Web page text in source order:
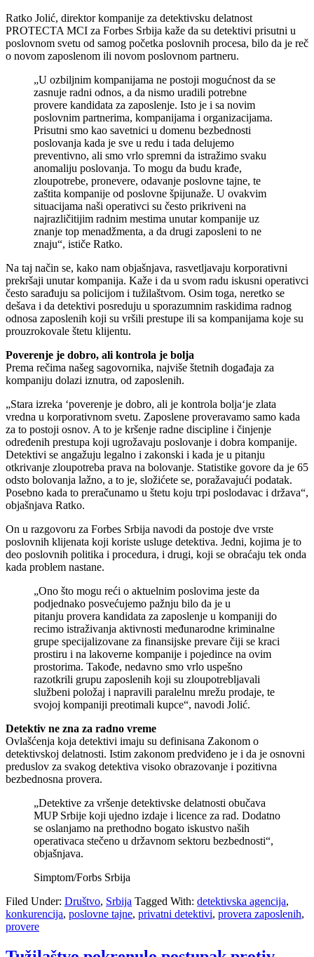
Ratko Jolić, direktor kompanije za detektivsku delatnost
PROTECTA MCI za Forbes Srbija kaže da su detektivi prisutni u
poslovnom svetu od samog početka poslovnih procesa, bilo da je reč
o novom zaposlenom ili novom poslovnom partneru.
„U ozbiljnim kompanijama ne postoji mogućnost da se
zasnuje radni odnos, a da nismo uradili potrebne
provere kandidata za zaposlenje. Isto je i sa novim
poslovnim partnerima, kompanijama i organizacijama.
Prisutni smo kao savetnici u domenu bezbednosti
poslovanja kada je sve u redu i tada delujemo
preventivno, ali smo vrlo spremni da istražimo svaku
anomaliju poslovanja. To mogu da budu krađe,
zloupotrebe, pronevere, odavanje poslovne tajne, te
zaštita kompanije od poslovne špijunaže. U ovakvim
situacijama naši operativci su često prikriveni na
najrazličitijim radnim mestima unutar kompanije uz
znanje top menadžmenta, a da drugi zaposleni to ne
znaju“, ističe Ratko.
Na taj način se, kako nam objašnjava, rasvetljavaju korporativni
prekršaji unutar kompanija. Kaže i da u svom radu iskusni operativci
često sarađuju sa policijom i tužilaštvom. Osim toga, neretko se
dešava i da detektivi posreduju u sporazumnim raskidima radnog
odnosa zaposlenih koji su vršili prestupe ili sa kompanijama koje su
prouzrokovale štetu klijentu.
Poverenje je dobro, ali kontrola je bolja
Prema rečima našeg sagovornika, najviše štetnih događaja za
kompaniju dolazi iznutra, od zaposlenih.
„Stara izreka ‘poverenje je dobro, ali je kontrola bolja‘je zlata
vredna u korporativnom svetu. Zaposlene proveravamo samo kada
za to postoji osnov. A to je kršenje radne discipline i činjenje
određenih prestupa koji ugrožavaju poslovanje i dobra kompanije.
Detektivi se angažuju legalno i zakonski i kada je u pitanju
otkrivanje zloupotreba prava na bolovanje. Statistike govore da je 65
odsto bolovanja lažno, a to je, složićete se, poražavajući podatak.
Posebno kada to preračunamo u štetu koju trpi poslodavac i država“,
objašnjava Ratko.
On u razgovoru za Forbes Srbija navodi da postoje dve vrste
poslovnih klijenata koji koriste usluge detektiva. Jedni, kojima je to
deo poslovnih politika i procedura, i drugi, koji se obraćaju tek onda
kada problem nastane.
„Ono što mogu reći o aktuelnim poslovima jeste da
podjednako posvećujemo pažnju bilo da je u
pitanju provera kandidata za zaposlenje u kompaniji do
recimo istraživanja aktivnosti međunarodne kriminalne
grupe specijalizovane za finansijske prevare čiji se kraci
prostiru i na lakoverne kompanije i pojedince na ovim
prostorima. Takođe, nedavno smo vrlo uspešno
razotkrili grupu zaposlenih koji su zloupotrebljavali
službeni položaj i napravili paralelnu mrežu prodaje, te
svojoj kompaniji preotimali kupce“, navodi Jolić.
Detektiv ne zna za radno vreme
Ovlašćenja koja detektivi imaju su definisana Zakonom o
detektivskoj delatnosti. Istim zakonom predviđeno je i da je osnovni
preduslov za svakog detektiva visoko obrazovanje i pozitivna
bezbednosna provera.
„Detektive za vršenje detektivske delatnosti obučava
MUP Srbije koji ujedno izdaje i licence za rad. Dodatno
se oslanjamo na prethodno bogato iskustvo naših
operativaca stečeno u državnom sektoru bezbednosti“,
objašnjava.
Simptom/Forbs Srbija
Filed Under: Društvo, Srbija Tagged With: detektivska agencija,
konkurencija, poslovne tajne, privatni detektivi, provera zaposlenih,
provere